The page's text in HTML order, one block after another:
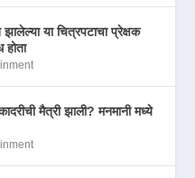
झालेल्या या चित्रपटाचा प्रेक्षक
होता
मैत्री झाली? मनमानी मध्ये